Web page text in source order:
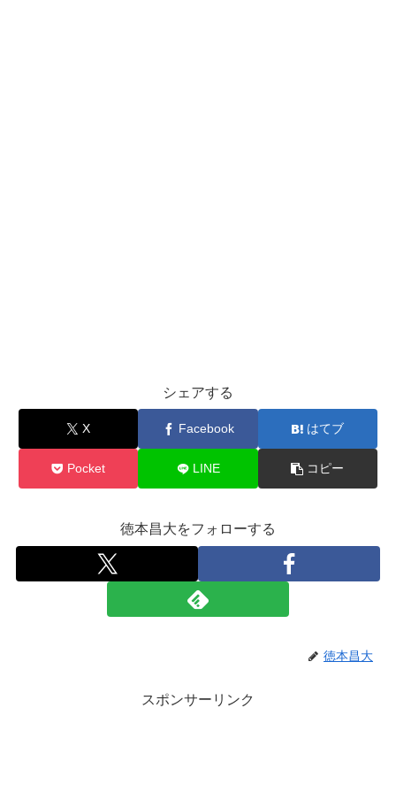
シェアする
X Facebook はてブ
Pocket LINE コピー
徳本昌大をフォローする
徳本昌大
スポンサーリンク